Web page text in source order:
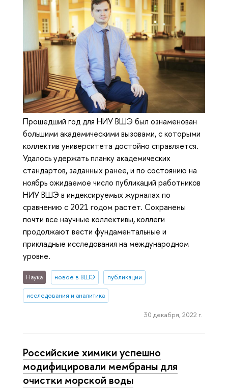
Прошедший год для НИУ ВШЭ был ознаменован
большими академическими вызовами, с которыми
коллектив университета достойно справляется.
Удалось удержать планку академических
стандартов, заданных ранее, и по состоянию на
ноябрь ожидаемое число публикаций работников
НИУ ВШЭ в индексируемых журналах по
сравнению с 2021 годом растет. Сохранены
почти все научные коллективы, коллеги
продолжают вести фундаментальные и
прикладные исследования на международном
уровне.
Наука новое в ВШЭ публикации
исследования и аналитика
30 декабря, 2022 г.
Российские химики успешно
модифицировали мембраны для
очистки морской воды